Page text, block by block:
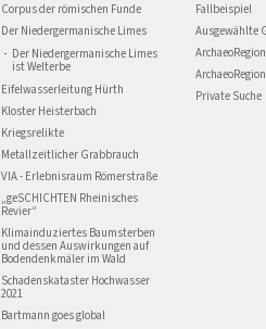
Corpus der römischen Funde
Der Niedergermanische Limes
Der Niedergermanische Limes
ist Welterbe
Eifelwasserleitung Hürth
Kloster Heisterbach
Kriegsrelikte
Metallzeitlicher Grabbrauch
VIA - Erlebnisraum Römerstraße
„geSCHICHTEN Rheinisches
Revier“
Klimainduziertes Baumsterben
und dessen Auswirkungen auf
Bodendenkmäler im Wald
Schadenskataster Hochwasser
2021
Bartmann goes global
Fallbeispiel
Ausgewählte
Private Suche